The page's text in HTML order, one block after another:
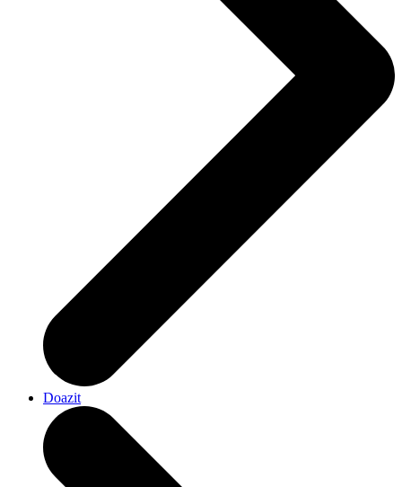
Doazit